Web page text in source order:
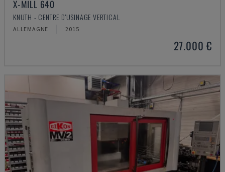
X-MILL 640
KNUTH - CENTRE D'USINAGE VERTICAL
ALLEMAGNE 2015
27.000 €